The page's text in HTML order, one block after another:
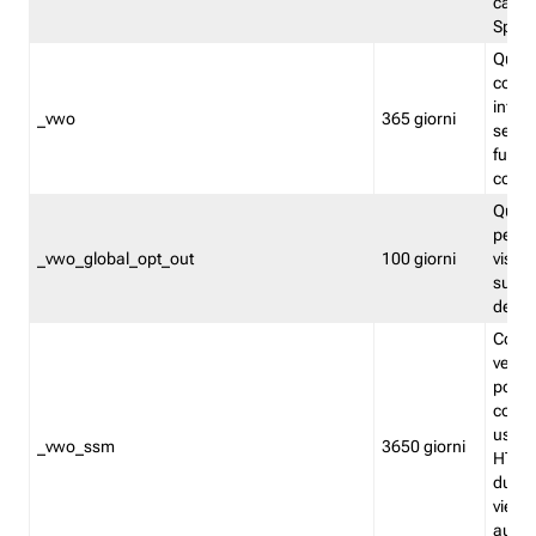
Split
_vwo 365 giorni
_vwo_global_opt_out 100 giorni
su
_vwo_ssm 3650 giorni
viene